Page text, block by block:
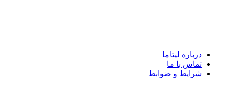
درباره لیتاما
تماس با ما
شرایط و ضوابط